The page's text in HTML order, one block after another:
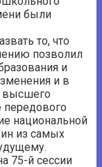
были
то, что
позволил
и
и в
высшего
передового
национальной
из самых
75-й сессии